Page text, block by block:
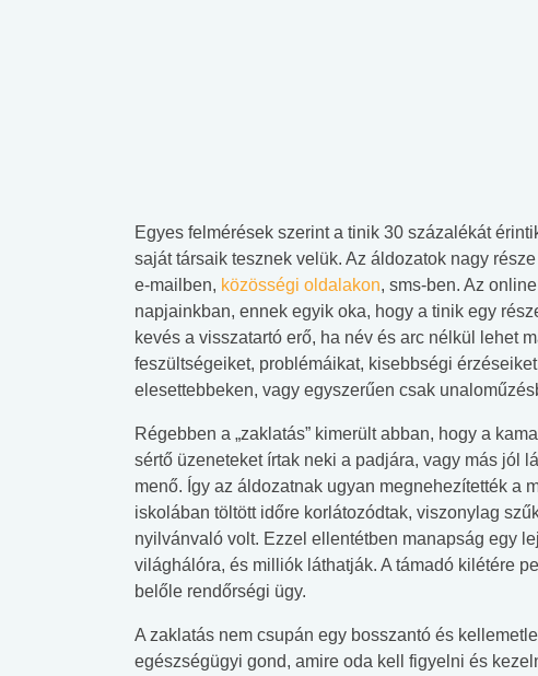
Egyes felmérések szerint a tinik 30 százalékát
saját társaik tesznek velük. Az áldozatok nagy
e-mailben, közösségi oldalakon, sms-ben. Az
napjainkban, ennek egyik oka, hogy a tinik egy
kevés a visszatartó erő, ha név és arc nélkül lehet
feszültségeiket, problémáikat, kisebbségi
elesettebbeken, vagy egyszerűen csak
Régebben a „zaklatás” kimerült abban, hogy a
sértő üzeneteket írtak neki a padjára, vagy más jól
menő. Így az áldozatnak ugyan megnehezítették a
iskolában töltött időre korlátozódtak, viszonylag
nyilvánvaló volt. Ezzel ellentétben manapság egy
világhálóra, és milliók láthatják. A támadó kilétére
belőle rendőrségi ügy.
A zaklatás nem csupán egy bosszantó és
egészségügyi gond, amire oda kell figyelni és